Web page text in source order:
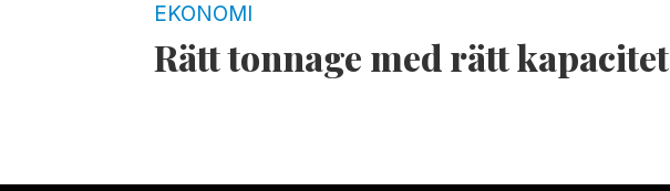
EKONOMI
Rätt tonnage med rätt kapacitet